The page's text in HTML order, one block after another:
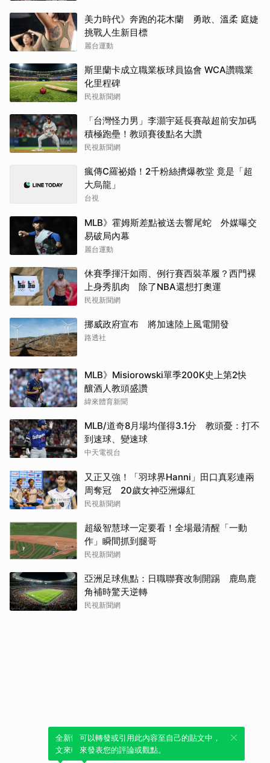
美力時代》奔跑的花木蘭 勇敢、溫柔 庭婕
挑戰人生新目標
麗台運動
斯里蘭卡成立職業板球員協會 WCA讚職業
化里程碑
民視新聞網
「台灣怪力男」李灝宇延長賽敲超前安加碼
積極跑壘！教頭賽後點名大讚
民視新聞網
瘋傳C羅祕婚！2千粉絲擠爆教堂 竟是「超
大烏龍」
台視
MLB》霍姆斯差點被送去響尾蛇 外媒曝交
易破局內幕
麗台運動
休賽季揮汗如雨、例行賽西裝革履？西門裸
上身秀肌肉 除了NBA還想打奧運
民視新聞網
挪威政府宣布 將加速陸上風電開發
路透社
MLB》Misiorowski單季200K史上第2快
釀酒人教頭盛讚
緯來體育新聞
MLB/道奇8月場均僅得3.1分 教頭憂：打不
到速球、變速球
中天電視台
又正又強！「羽球界Hanni」田口真彩連兩
周奪冠 20歲女神亞洲爆紅
民視新聞網
超級智慧球一定要看！全場最清醒「一動
作」瞬間抓到腿哥
民視新聞網
亞洲足球焦點：日職聯賽改制開踢 鹿島鹿
角補時驚天逆轉
民視新聞網
全新體驗！一鍵引用此內容，透過發布貼
文來輕鬆表達個人立場。
可以轉發或引用此內容至自己的貼文中，
來發表您的評論或觀點。